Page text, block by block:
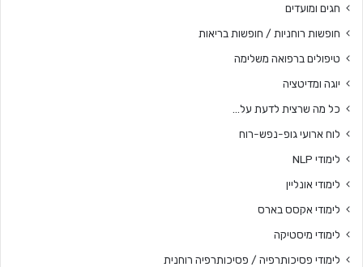
חגים ומועדים
חופשות רוחניות / חופשות בריאות
טיפולים ברפואה משלימה
יוגה ומדיטציה
כל מה שרצית לדעת על…
לוח ארועי גופ-נפש-רוח
לימודי NLP
לימודי אונליין
לימודי אקסס בארס
לימודי מיסטיקה
לימודי פסיכותרפיה / פסיכותרפיה רוחנית